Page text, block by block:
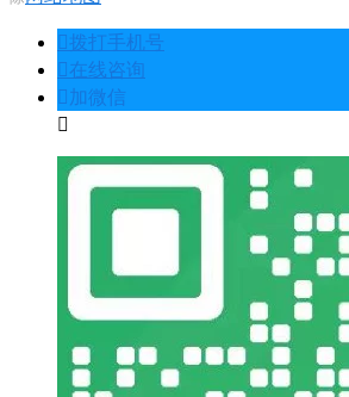
󦁁 拨打手机号
󦃡 在线咨询
󦘑 加微信
󧁡